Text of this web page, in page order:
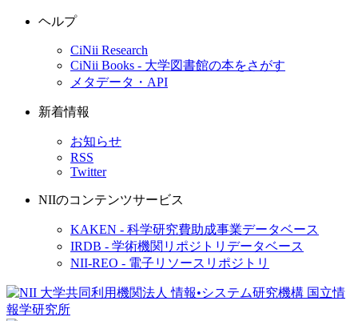
ヘルプ
CiNii Research
CiNii Books - 大学図書館の本をさがす
メタデータ・API
新着情報
お知らせ
RSS
Twitter
NIIのコンテンツサービス
KAKEN - 科学研究費助成事業データベース
IRDB - 学術機関リポジトリデータベース
NII-REO - 電子リソースリポジトリ